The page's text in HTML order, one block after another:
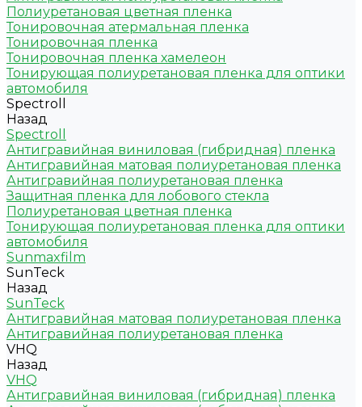
Полиуретановая цветная пленка
Тонировочная атермальная пленка
Тонировочная пленка
Тонировочная пленка хамелеон
Тонирующая полиуретановая пленка для оптики
автомобиля
Spectroll
Назад
Spectroll
Антигравийная виниловая (гибридная) пленка
Антигравийная матовая полиуретановая пленка
Антигравийная полиуретановая пленка
Защитная пленка для лобового стекла
Полиуретановая цветная пленка
Тонирующая полиуретановая пленка для оптики
автомобиля
Sunmaxfilm
SunTeck
Назад
SunTeck
Антигравийная матовая полиуретановая пленка
Антигравийная полиуретановая пленка
VHQ
Назад
VHQ
Антигравийная виниловая (гибридная) пленка